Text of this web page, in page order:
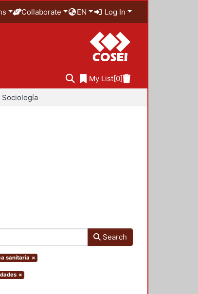
Collaborate EN Log In
My List[0]
Sociología
Search
sanitaria ×
×